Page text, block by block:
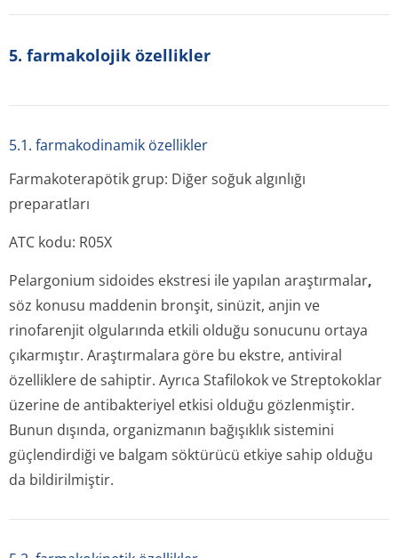
5. farmakolojik özellikler
5.1. farmakodinamik özellikler
Farmakoterapötik grup: Diğer soğuk algınlığı
preparatları
ATC kodu: R05X
Pelargonium sidoides ekstresi ile yapılan araştırmalar,
söz konusu maddenin bronşit, sinüzit, anjin ve
rinofarenjit olgularında etkili olduğu sonucunu ortaya
çıkarmıştır. Araştırmalara göre bu ekstre, antiviral
özelliklere de sahiptir. Ayrıca Stafilokok ve Streptokoklar
üzerine de antibakteriyel etkisi olduğu gözlenmiştir.
Bunun dışında, organizmanın bağışıklık sistemini
güçlendirdiği ve balgam söktürücü etkiye sahip olduğu
da bildirilmiştir.